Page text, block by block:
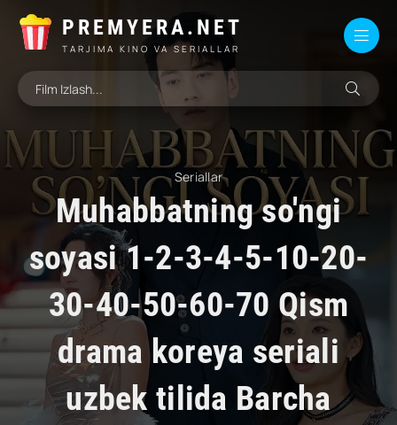
PREMYERA.NET
TARJIMA KINO VA SERIALLAR
Seriallar
Muhabbatning so'ngi
soyasi 1-2-3-4-5-10-20-
30-40-50-60-70 Qism
drama koreya seriali
uzbek tilida Barcha